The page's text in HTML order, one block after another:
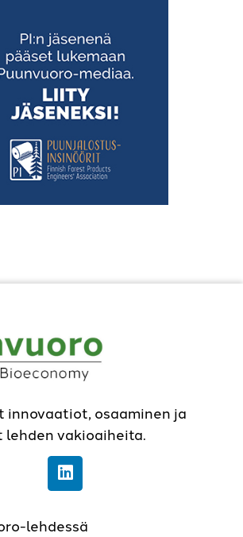
innovaatiot, osaaminen ja
vakioaiheita.
lehdessä